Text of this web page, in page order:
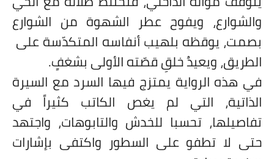
والشوارع، ويفوح عطر الشهوة من الشوارع
بصمت، يوقظه بلهيب أنفاسه المتكدّسة على
الطريق، ويعيدُ خلقِ قصّته الأولى بشغفٍ.
في هذه الرواية يمتزج فيها السرد مع السيرة
الذاتية، التي لم يغص الكاتب كثيراً في
تفاصيلها، تحسبا للخدش والتابوهات، واجتهد
حتى لا تطفو على السطور واكتفى بإشارات